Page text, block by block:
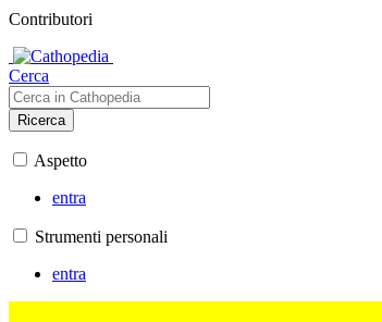
Contributori
Cerca
Ricerca
Aspetto
entra
Strumenti personali
entra